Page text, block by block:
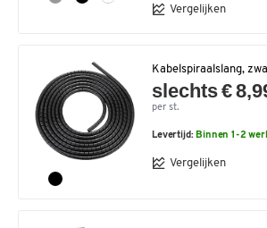
Vergelijken
Kabelspiraalslang,
slechts €
per st.
Levertijd: Binnen 1-2
Vergelijken